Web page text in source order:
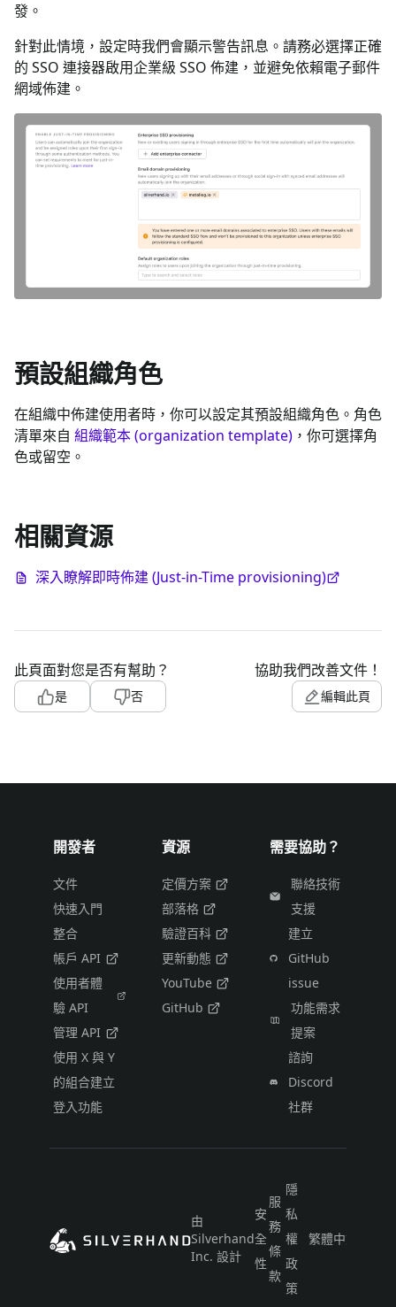
發。
針對此情境，設定時我們會顯示警告訊息。請務必選擇正確
的 SSO 連接器啟用企業級 SSO 佈建，並避免依賴電子郵件
網域佈建。
預設組織角色
在組織中佈建使用者時，你可以設定其預設組織角色。角色
清單來自 組織範本 (organization template) ，你可選擇角
色或留空。
相關資源
深入瞭解即時佈建 (Just-in-Time provisioning)
此頁面對您是否有幫助？
是 否
協助我們改善文件！
編輯此頁
開發者
文件
快速入門
整合
帳戶 API
使用者體
驗 API
管理 API
使用 X 與 Y
的組合建立
登入功能
資源
定價方案
部落格
驗證百科
更新動態
YouTube
GitHub
需要協助？
聯絡技術
支援
建立
GitHub
issue
功能需求
提案
諮詢
Discord
社群
由
Silverhand
Inc. 設計
安
全
性
服
務
條
款
隱
私
權
政
策
繁體中文（台